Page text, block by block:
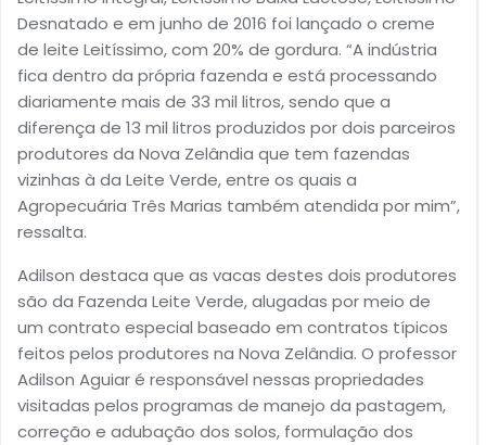
Desnatado e em junho de 2016 foi lançado o creme
de leite Leitíssimo, com 20% de gordura. “A indústria
fica dentro da própria fazenda e está processando
diariamente mais de 33 mil litros, sendo que a
diferença de 13 mil litros produzidos por dois parceiros
produtores da Nova Zelândia que tem fazendas
vizinhas à da Leite Verde, entre os quais a
Agropecuária Três Marias também atendida por mim”,
ressalta.
Adilson destaca que as vacas destes dois produtores
são da Fazenda Leite Verde, alugadas por meio de
um contrato especial baseado em contratos típicos
feitos pelos produtores na Nova Zelândia. O professor
Adilson Aguiar é responsável nessas propriedades
visitadas pelos programas de manejo da pastagem,
correção e adubação dos solos, formulação dos